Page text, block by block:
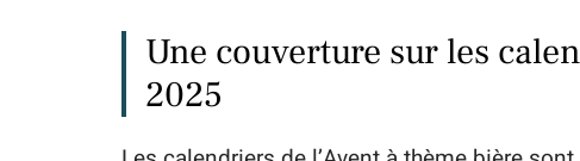
Une couverture sur les
2025